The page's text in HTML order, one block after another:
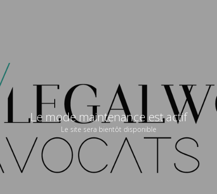
Le mode maintenance est actif
Le site sera bientôt disponible